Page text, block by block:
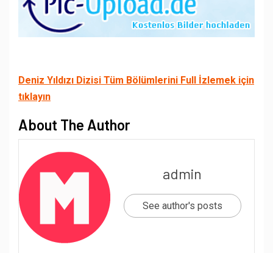
Deniz Yıldızı Dizisi Tüm Bölümlerini Full İzlemek için
tıklayın
About The Author
admin
See author's posts